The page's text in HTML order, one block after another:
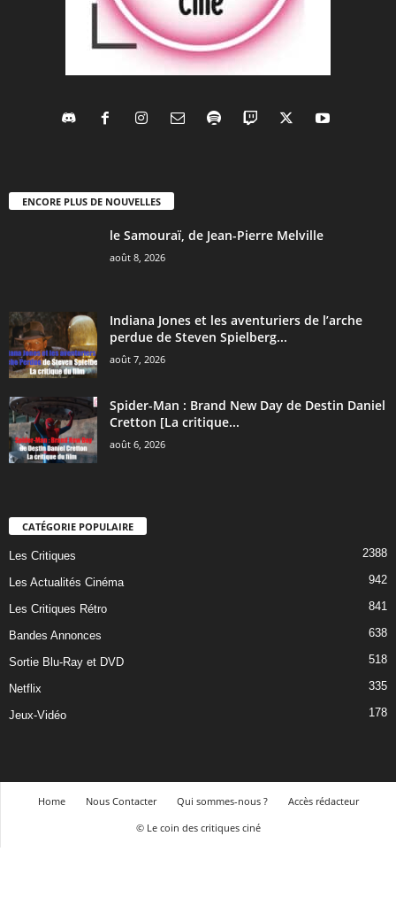
ENCORE PLUS DE NOUVELLES
le Samouraï, de Jean-Pierre Melville
août 8, 2026
Indiana Jones et les aventuriers de l’arche
perdue de Steven Spielberg...
août 7, 2026
Spider-Man : Brand New Day de Destin Daniel
Cretton [La critique...
août 6, 2026
CATÉGORIE POPULAIRE
Les Critiques 2388
Les Actualités Cinéma 942
Les Critiques Rétro 841
Bandes Annonces 638
Sortie Blu-Ray et DVD 518
Netflix 335
Jeux-Vidéo 178
Home Nous Contacter Qui sommes-nous ?
Accès rédacteur
© Le coin des critiques ciné